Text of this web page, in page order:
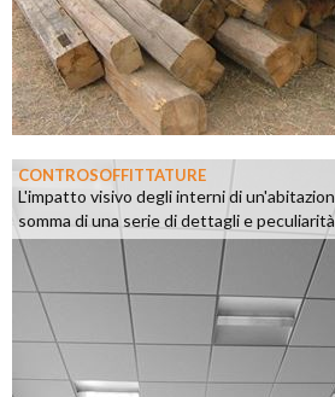
CONTROSOFFITTATURE
L'impatto visivo degli interni di
somma di una serie di dettagli e